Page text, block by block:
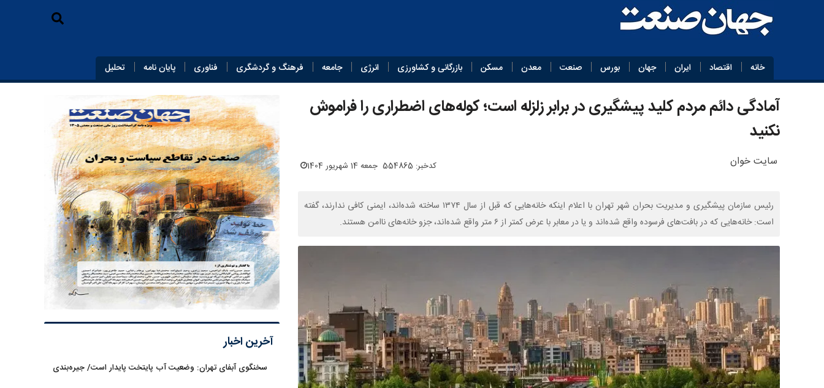
خانه اقتصاد ایران جهان بورس صنعت معدن مسکن بازرگانی و کشاورزی انرژی جامعه فرهنگ و گردشگری فناوری پایان‌ نامه تحلیل
آمادگی دائم مردم کلید پیشگیری در برابر زلزله است؛ کوله‌های اضطراری را فراموش
نکنید
سایت خوان کدخبر: 554865 جمعه 14 شهریور 1404
رئیس سازمان پیشگیری و مدیریت بحران شهر تهران با اعلام اینکه خانه‌هایی که قبل از سال ۱۳۷۴ ساخته شده‌اند، ایمنی کافی ندارند، گفته
است: خانه‌هایی که در بافت‌های فرسوده واقع شده‌اند و یا در معابر با عرض کمتر از ۶ متر واقع شده‌اند، جزو خانه‌های ناامن هستند.
آخرین اخبار
سخنگوی آبفای تهران: وضعیت آب پایتخت پایدار است/ جیره‌بندی